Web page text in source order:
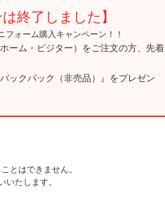
終了しました】
フォーム購入キャンペーン！！
ーム・ビジター）をご注文の方、先着
ックパック（非売品）』をプレゼン
とはできません。
たします。